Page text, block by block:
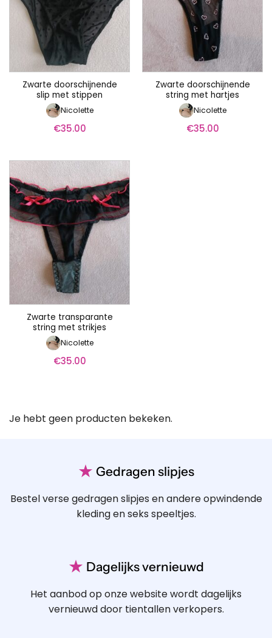
Zwarte doorschijnende
slip met stippen
Nicolette
€35.00
Zwarte doorschijnende
string met hartjes
Nicolette
€35.00
Zwarte transparante
string met strikjes
Nicolette
€35.00
Je hebt geen producten bekeken.
★ Gedragen slipjes
Bestel verse gedragen slipjes en andere opwindende
kleding en seks speeltjes.
★ Dagelijks vernieuwd
Het aanbod op onze website wordt dagelijks
vernieuwd door tientallen verkopers.